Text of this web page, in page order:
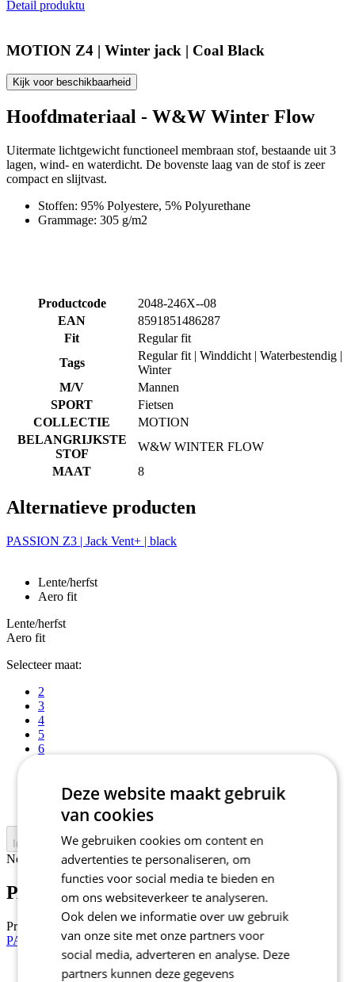
Detail produktu
MOTION Z4 | Winter jack | Coal Black
Kijk voor beschikbaarheid
Hoofdmateriaal - W&W Winter Flow
Uitermate lichtgewicht functioneel membraan stof, bestaande uit 3
lagen, wind- en waterdicht. De bovenste laag van de stof is zeer
compact en slijtvast.
Stoffen: 95% Polyestere, 5% Polyurethane
Grammage: 305 g/m2
Productcode
2048-246X--08
EAN
8591851486287
Fit
Regular fit
Tags
Regular fit | Winddicht | Waterbestendig |
Winter
M/V
Mannen
SPORT
Fietsen
COLLECTIE
MOTION
BELANGRIJKSTE
STOF
W&W WINTER FLOW
MAAT
8
Alternatieve producten
PASSION Z3 | Jack Vent+ | black
Lente/herfst
Aero fit
Lente/herfst
Aero fit
Selecteer maat:
2
3
4
5
6
In winkelwagen
Nejprve vyberte variantu
PASSION Z3 | Jack Vent+ | black
Prijs
PASSION Z3 | Jack Vent+ | lime
Deze website maakt gebruik
van cookies
We gebruiken cookies om content en
advertenties te personaliseren, om
functies voor social media te bieden en
om ons websiteverkeer te analyseren.
Ook delen we informatie over uw gebruik
van onze site met onze partners voor
social media, adverteren en analyse. Deze
partners kunnen deze gegevens